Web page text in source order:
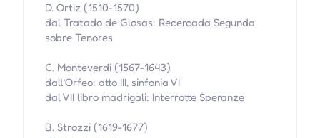
D. Ortiz (1510-1570)
dal Tratado de Glosas: Recercada Segunda
sobre Tenores
C. Monteverdi (1567-1643)
dall’Orfeo: atto III, sinfonia VI
dal VII libro madrigali: Interrotte Speranze
B. Strozzi (1619-1677)